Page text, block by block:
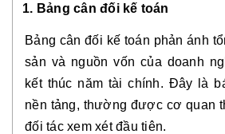
1. Bảng cân đối kế toán
Bảng cân đối kế toán phản ánh
sản và nguồn vốn của doanh
kết thúc năm tài chính. Đây là
nền tảng, thường được cơ quan
đối tác xem xét đầu tiên.